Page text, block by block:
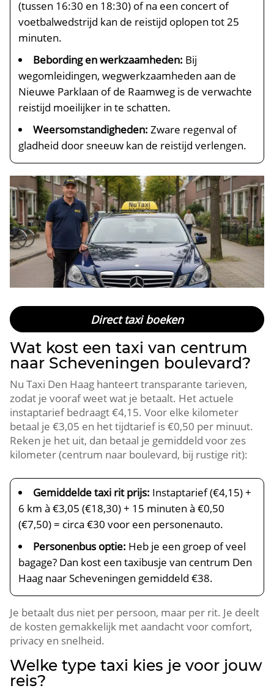
(tussen 16:30 en 18:30) of na een concert of
voetbalwedstrijd kan de reistijd oplopen tot 25
minuten.
Bebording en werkzaamheden: Bij
wegomleidingen, wegwerkzaamheden aan de
Nieuwe Parklaan of de Raamweg is de verwachte
reistijd moeilijker in te schatten.
Weersomstandigheden: Zware regenval of
gladheid door sneeuw kan de reistijd verlengen.
Direct taxi boeken
Wat kost een taxi van centrum
naar Scheveningen boulevard?
Nu Taxi Den Haag hanteert transparante tarieven,
zodat je vooraf weet wat je betaalt. Het actuele
instaptarief bedraagt €4,15. Voor elke kilometer
betaal je €3,05 en het tijdtarief is €0,50 per minuut.
Reken je het uit, dan betaal je gemiddeld voor zes
kilometer (centrum naar boulevard, bij rustige rit):
Gemiddelde taxi rit prijs: Instaptarief (€4,15) +
6 km à €3,05 (€18,30) + 15 minuten à €0,50
(€7,50) = circa €30 voor een personenauto.
Personenbus optie: Heb je een groep of veel
bagage? Dan kost een taxibusje van centrum Den
Haag naar Scheveningen gemiddeld €38.
Je betaalt dus niet per persoon, maar per rit. Je deelt
de kosten gemakkelijk met aandacht voor comfort,
privacy en snelheid.
Welke type taxi kies je voor jouw
reis?